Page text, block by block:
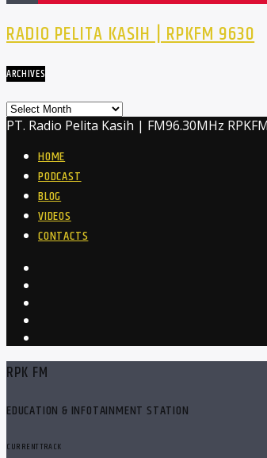
RADIO PELITA KASIH | RPKFM 9630
ARCHIVES
Archives
PT. Radio Pelita Kasih | FM96.30MHz
HOME
PODCAST
BLOG
VIDEOS
CONTACTS
RPK FM
EDUCATION & INFOTAINMENT STATION
CURRENT TRACK